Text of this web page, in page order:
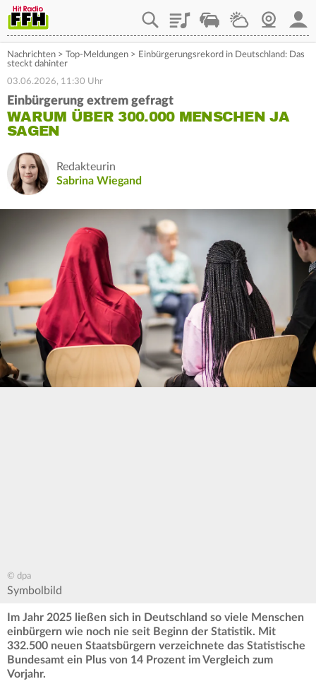
PlaylistStaupilotWetterWebcam
Nachrichten > Top-Meldungen > Einbürgerungsrekord in Deutschland: Das
steckt dahinter
03.06.2026, 11:30 Uhr
Einbürgerung extrem gefragt
WARUM ÜBER 300.000 MENSCHEN JA
SAGEN
Redakteurin
Sabrina Wiegand
© dpa
Symbolbild
Im Jahr 2025 ließen sich in Deutschland so viele Menschen
einbürgern wie noch nie seit Beginn der Statistik. Mit
332.500 neuen Staatsbürgern verzeichnete das Statistische
Bundesamt ein Plus von 14 Prozent im Vergleich zum
Vorjahr.